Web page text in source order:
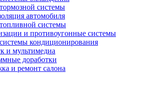
системы
автомобиля
системы
и противоугонные системы
кондиционирования
и мультимедиа
доработки
и ремонт салона